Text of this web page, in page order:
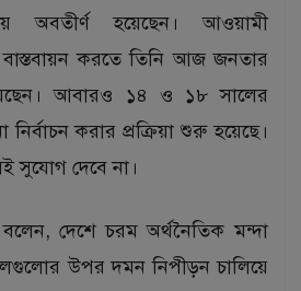
অবতীর্ণ হয়েছেন। আওয়ামী
করতে তিনি আজ জনতার
আবারও ১৪ ও ১৮ সালের
করার প্রক্রিয়া শুরু হয়েছে।
সুযোগ দেবে না।
দেশে চরম অর্থনৈতিক মন্দা
উপর দমন নিপীড়ন চালিয়ে